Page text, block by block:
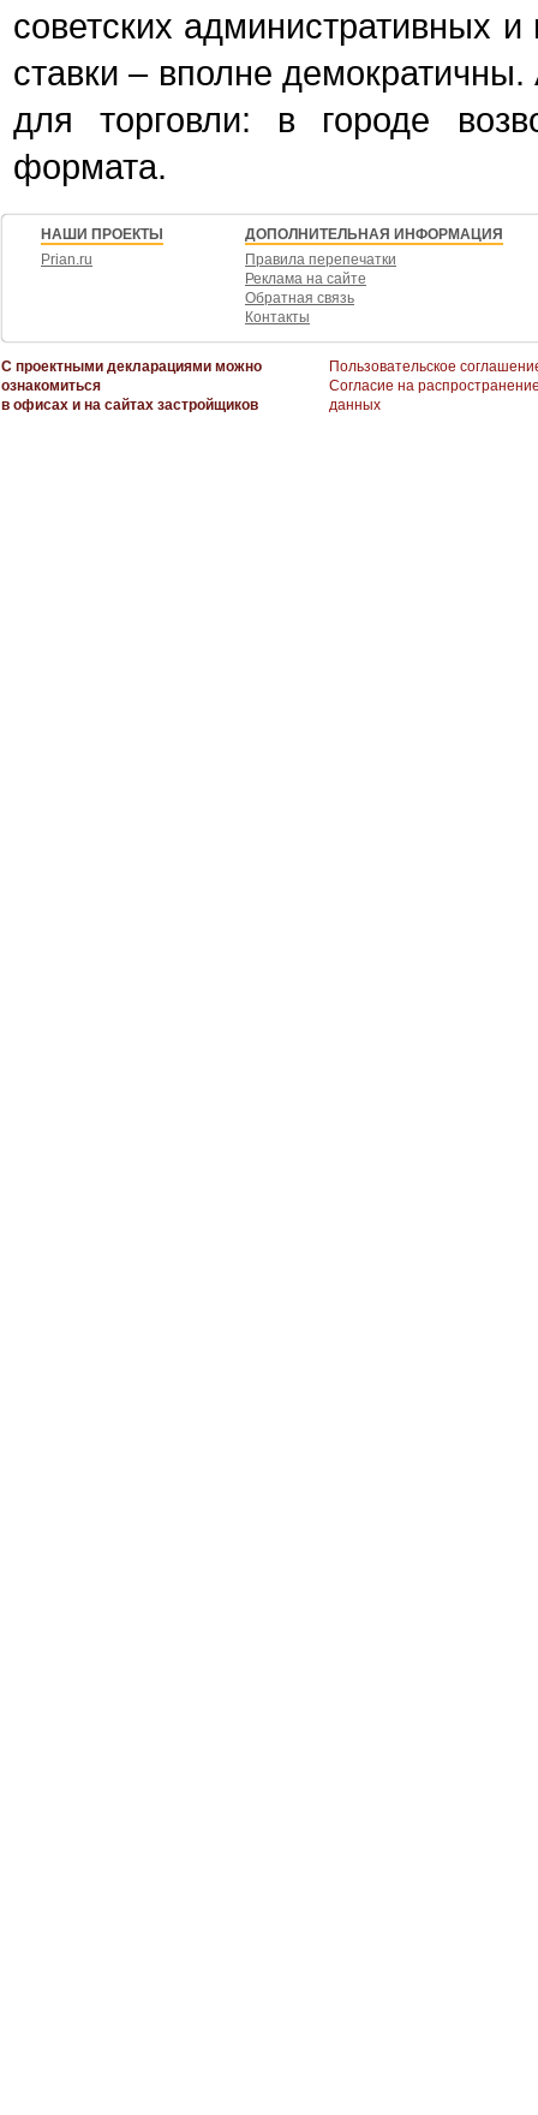
советских административных
ставки – вполне
для торговли: в городе
формата.
НАШИ ПРОЕКТЫ
Prian.ru
ДОПОЛНИТЕЛЬНАЯ ИНФОРМАЦИЯ
Правила перепечатки
Реклама на сайте
Обратная связь
Контакты
С проектными декларациями можно
ознакомиться
в офисах и на сайтах застройщиков
Пользовательское
Согласие на
данных